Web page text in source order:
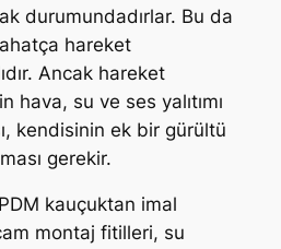
durumundadırlar. Bu da
hareket
Ancak hareket
hava, su ve ses yalıtımı
kendisinin ek bir gürültü
gerekir.
kauçuktan imal
montaj fitilleri, su